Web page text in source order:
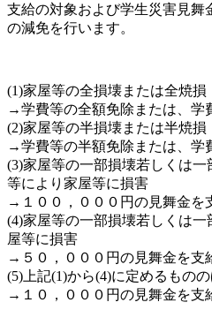
支給の対象および学生災害見舞
の減免を行います。
(1)家屋等の全損壊または全焼損
→学費等の全額免除または、学
(2)家屋等の半損壊または半焼損
→学費等の半額免除または、学
(3)家屋等の一部損壊若しくは
等により家屋等に損害
→１００，０００円の見舞金を
(4)家屋等の一部損壊若しくは
屋等に損害
→５０，０００円の見舞金を支
(5)上記(1)から(4)に定めるもの
→１０，０００円の見舞金を支